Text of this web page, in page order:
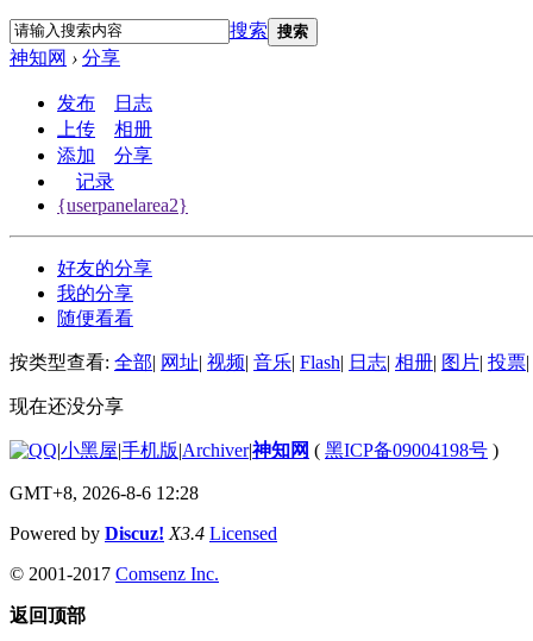
搜索 搜索
神知网 › 分享
发布
日志
上传
相册
添加
分享
记录
{userpanelarea2}
好友的分享
我的分享
随便看看
按类型查看: 全部| 网址| 视频| 音乐| Flash| 日志| 相册| 图片| 投票|
现在还没分享
|小黑屋|手机版|Archiver|神知网 ( 黑ICP备09004198号 )
GMT+8, 2026-8-6 12:28
Powered by Discuz! X3.4 Licensed
© 2001-2017 Comsenz Inc.
返回顶部